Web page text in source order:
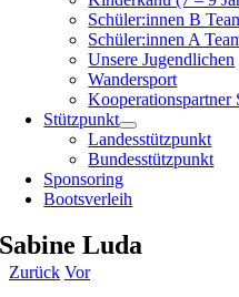
Schüler:innen B
Schüler:innen A
Unsere Jugendlichen
Wandersport
Kooperationspartner
Stützpunkt
Landesstützpunkt
Bundesstützpunkt
Sponsoring
Bootsverleih
Sabine Luda
Zurück Vor